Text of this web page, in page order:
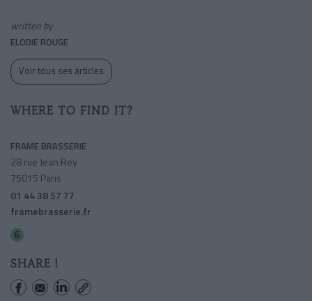
written by
ELODIE ROUGE
Voir tous ses articles
WHERE TO FIND IT?
FRAME BRASSERIE
28 rue Jean Rey
75015 Paris
01 44 38 57 77
framebrasserie.fr
SHARE !